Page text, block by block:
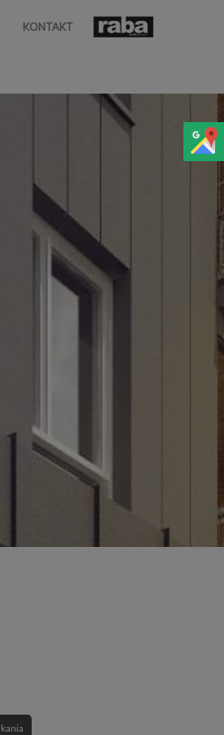
KONTAKT